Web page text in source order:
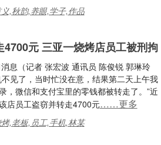
,秋韵,养眼,学子,作品
元 三亚一烧烤店员工被刑拘
息（记者 张宏波 通讯员 陈俊锐 郭琳玲
见了，当时忙没在意，结果第二天上午我
，微信和支付宝里的零钱都被转走了。”近
店员工盗窃并转走4700元……更多
,老板,员工,手机,林某